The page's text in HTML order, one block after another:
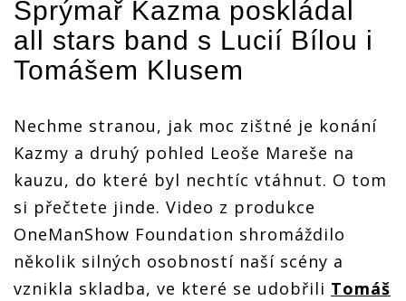
hvězdy,
Gorillaz
se dostali
do Tranzu
hvězdy,
Gorillaz
se dostali
do Tranzu
hvězdy,
Gorillaz
se dostali
do Tranzu
Gorillaz
se dostali
do Tranzu
Šprýmař Kazma poskládal
all stars band s Lucií Bílou i
Tomášem Klusem
Nechme stranou, jak moc zištné je konání
Kazmy a druhý pohled Leoše Mareše na
kauzu, do které byl nechtíc vtáhnut. O tom
si přečtete jinde. Video z produkce
OneManShow Foundation shromáždilo
několik silných osobností naší scény a
vznikla skladba, ve které se udobřili Tomáš